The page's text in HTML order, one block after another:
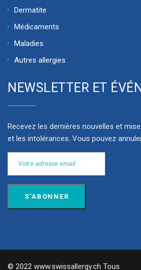
Dermatite
Médicaments
Maladies
Autres allergies
NEWSLETTER ET
Recevez les dernières nouvelles et
et les intolérances. Vous pouvez
© 2022 www.swissallergy.ch Tous